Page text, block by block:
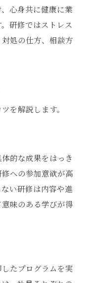
心身共に健康に業
研修ではストレス
処の仕方、相談方
を解説します。
的な成果をはっき
への参加意欲が高
い研修は内容や進
味のある学びが得
たプログラムを実